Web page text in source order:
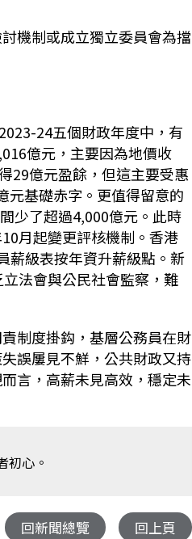
機制或成立獨立委員會為擋
24五個財政年度中，有
億元，主要因為地價收
29億元盈餘，但這主要受惠
元基礎赤字。更值得留意的
少了超過4,000億元。此時
月起變更評核機制。香港
薪級表按年資升薪級點。新
法會與公民社會監察，難
制度掛鈎，基層公務員在財
誤屢見不鮮，公共財政又持
言，高薪未見高效，穩定未
初心。
回新聞總覽 回上頁